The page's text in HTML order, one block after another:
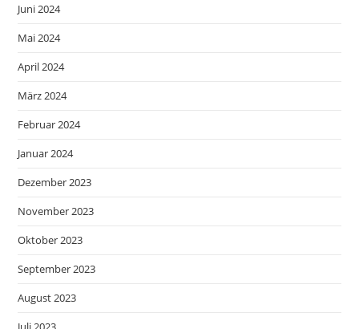
Juni 2024
Mai 2024
April 2024
März 2024
Februar 2024
Januar 2024
Dezember 2023
November 2023
Oktober 2023
September 2023
August 2023